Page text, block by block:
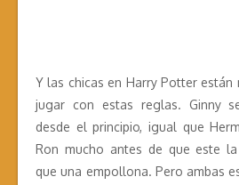
Y las chicas en Harry Potter están
jugar con estas reglas. Ginny
desde el principio, igual que
Ron mucho antes de que este
que una empollona. Pero ambas